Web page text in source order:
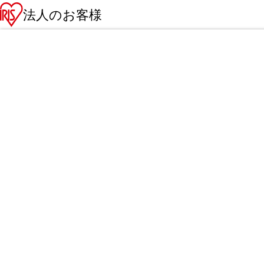
法人のお客様